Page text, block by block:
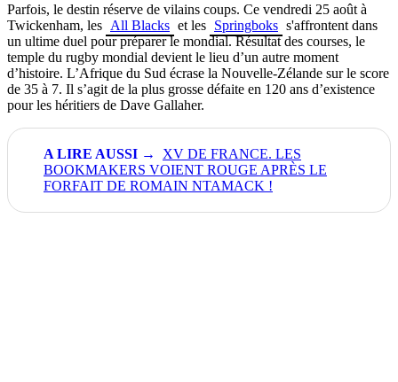
Parfois, le destin réserve de vilains coups. Ce vendredi 25 août à
Twickenham, les All Blacks et les Springboks s'affrontent dans
un ultime duel pour préparer le mondial. Résultat des courses, le
temple du rugby mondial devient le lieu d’un autre moment
d’histoire. L’Afrique du Sud écrase la Nouvelle-Zélande sur le score
de 35 à 7. Il s’agit de la plus grosse défaite en 120 ans d’existence
pour les héritiers de Dave Gallaher.
XV DE FRANCE. LES
BOOKMAKERS VOIENT ROUGE APRÈS LE
FORFAIT DE ROMAIN NTAMACK !